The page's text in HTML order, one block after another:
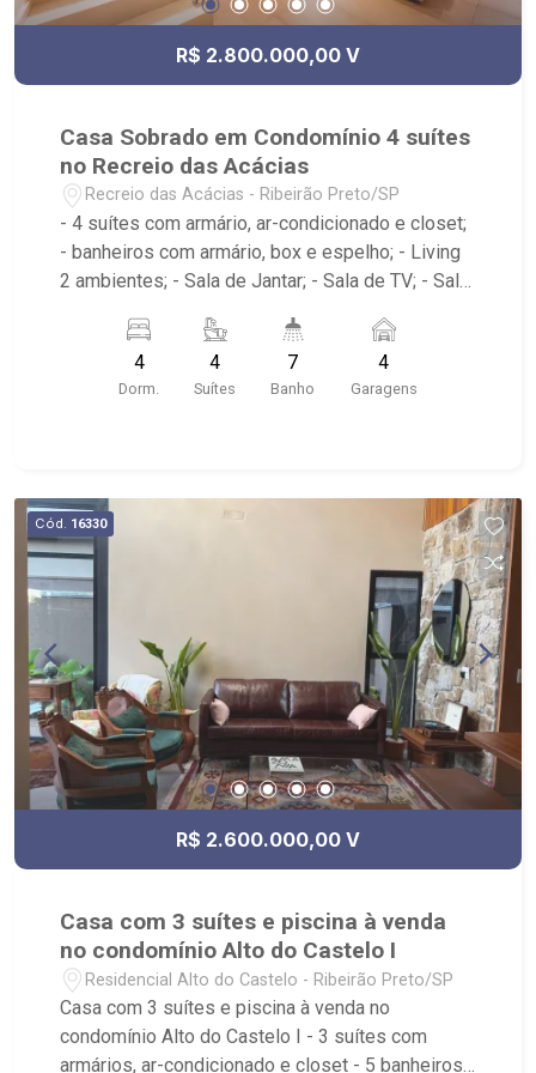
R$ 2.800.000,00 V
Casa Sobrado em Condomínio 4 suítes
no Recreio das Acácias
Recreio das Acácias - Ribeirão Preto/SP
- 4 suítes com armário, ar-condicionado e closet;
- banheiros com armário, box e espelho; - Living
2 ambientes; - Sala de Jantar; - Sala de TV; - Sala
já conta com fotovoltaica e aquecimento solar
para água; - Lavabo; - Cozinha planejada; -
Despensa; - Área de Serviço com armário; -
de Vôlei de Areia, Quadra Poliesportiva, Pista
para Caminhada; - Localizado próximo ao Yakin,
Villa Sucreê, Novo Shopping.
4
Dorm.
4
Suítes
7
Banho
4
Garagens
Cód. 16330
R$ 2.600.000,00 V
Casa com 3 suítes e piscina à venda
no condomínio Alto do Castelo I
Residencial Alto do Castelo - Ribeirão Preto/SP
Casa com 3 suítes e piscina à venda no
condomínio Alto do Castelo I - 3 suítes com
armários, ar-condicionado e closet - 5 banheiros -